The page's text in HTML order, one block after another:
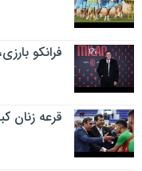
فرانکو
قرعه زنان